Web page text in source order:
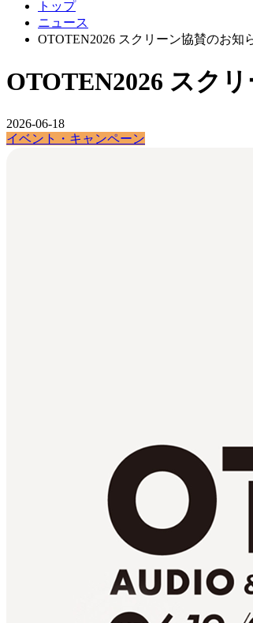
トップ
ニュース
OTOTEN2026 スクリーン協賛のお知
OTOTEN2026 スク
2026-06-18
イベント・キャンペーン